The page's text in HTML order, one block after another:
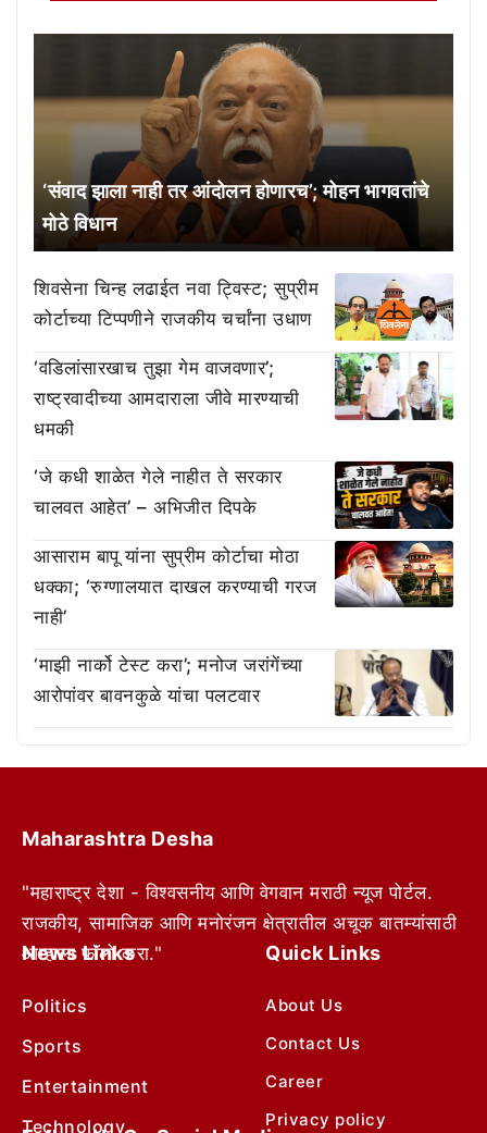
‘संवाद झाला नाही तर आंदोलन होणारच’; मोहन भागवतांचे
मोठे विधान
शिवसेना चिन्ह लढाईत नवा ट्विस्ट; सुप्रीम
कोर्टाच्या टिप्पणीने राजकीय चर्चांना उधाण
‘वडिलांसारखाच तुझा गेम वाजवणार’;
राष्ट्रवादीच्या आमदाराला जीवे मारण्याची
धमकी
‘जे कधी शाळेत गेले नाहीत ते सरकार
चालवत आहेत’ – अभिजीत दिपके
आसाराम बापू यांना सुप्रीम कोर्टाचा मोठा
धक्का; ‘रुग्णालयात दाखल करण्याची गरज
नाही’
‘माझी नार्को टेस्ट करा’; मनोज जरांगेंच्या
आरोपांवर बावनकुळे यांचा पलटवार
Maharashtra Desha
"महाराष्ट्र देशा - विश्वसनीय आणि वेगवान मराठी न्यूज पोर्टल.
राजकीय, सामाजिक आणि मनोरंजन क्षेत्रातील अचूक बातम्यांसाठी
आम्हाला फॉलो करा."
News Links
Politics
Sports
Entertainment
Technology
Quick Links
About Us
Contact Us
Career
Privacy policy